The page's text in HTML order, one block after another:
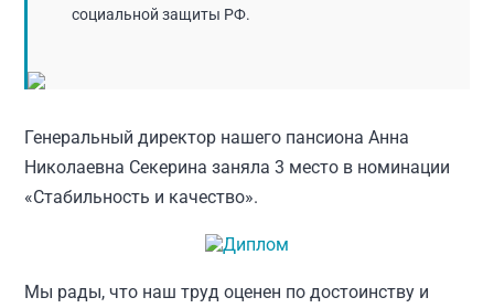
социальной защиты РФ.
Генеральный директор нашего пансиона Анна
Николаевна Секерина заняла 3 место в номинации
«Стабильность и качество».
Мы рады, что наш труд оценен по достоинству и